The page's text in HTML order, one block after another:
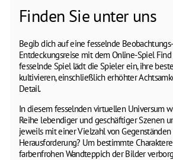
Finden Sie unter uns
Begib dich auf eine fesselnde
Entdeckungsreise mit dem Online-Spiel Find
fesselnde Spiel lädt die Spieler ein, ihre
kultivieren, einschließlich erhöhter
Detail.
In diesem fesselnden virtuellen Universum
Reihe lebendiger und geschäftiger Szenen
jeweils mit einer Vielzahl von
Herausforderung? Um bestimmte
farbenfrohen Wandteppich der Bilder